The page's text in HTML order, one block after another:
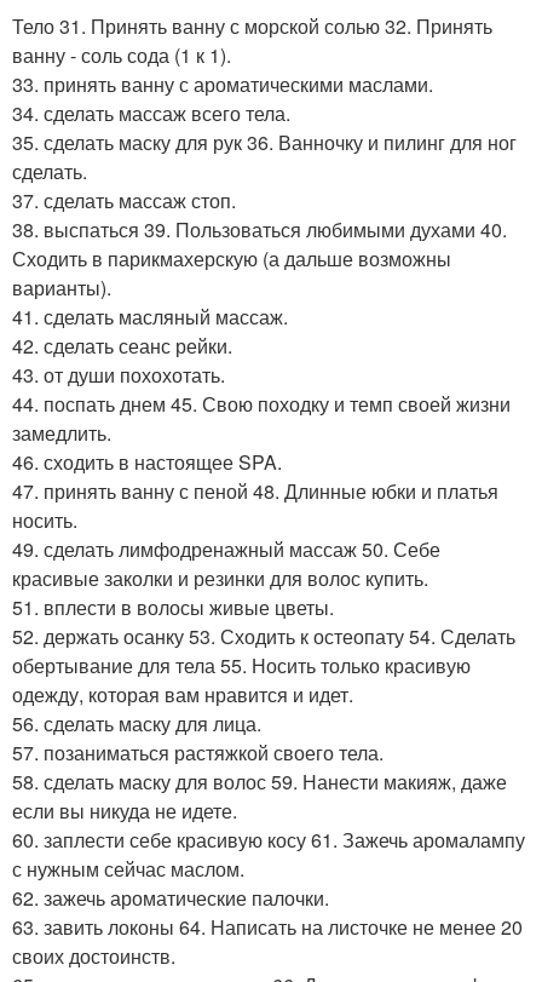
Тело 31. Принять ванну с морской солью 32. Принять
ванну - соль сода (1 к 1).
33. принять ванну с ароматическими маслами.
34. сделать массаж всего тела.
35. сделать маску для рук 36. Ванночку и пилинг для ног
сделать.
37. сделать массаж стоп.
38. выспаться 39. Пользоваться любимыми духами 40.
Сходить в парикмахерскую (а дальше возможны
варианты).
41. сделать масляный массаж.
42. сделать сеанс рейки.
43. от души похохотать.
44. поспать днем 45. Свою походку и темп своей жизни
замедлить.
46. сходить в настоящее SPA.
47. принять ванну с пеной 48. Длинные юбки и платья
носить.
49. сделать лимфодренажный массаж 50. Себе
красивые заколки и резинки для волос купить.
51. вплести в волосы живые цветы.
52. держать осанку 53. Сходить к остеопату 54. Сделать
обертывание для тела 55. Носить только красивую
одежду, которая вам нравится и идет.
56. сделать маску для лица.
57. позаниматься растяжкой своего тела.
58. сделать маску для волос 59. Нанести макияж, даже
если вы никуда не идете.
60. заплести себе красивую косу 61. Зажечь аромалампу
с нужным сейчас маслом.
62. зажечь ароматические палочки.
63. завить локоны 64. Написать на листочке не менее 20
своих достоинств.